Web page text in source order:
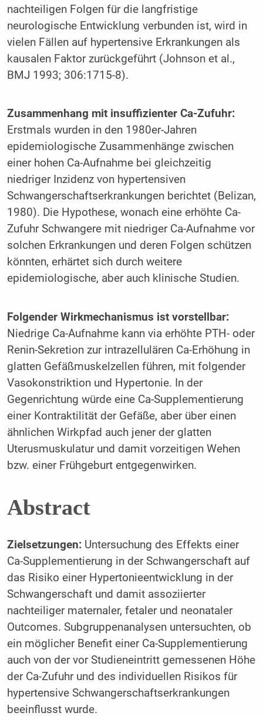
nachteiligen Folgen für die langfristige
neurologische Entwicklung verbunden ist, wird in
vielen Fällen auf hypertensive Erkrankungen als
kausalen Faktor zurückgeführt (Johnson et al.,
BMJ 1993; 306:1715-8).
Zusammenhang mit insuffizienter Ca-Zufuhr:
Erstmals wurden in den 1980er-Jahren
epidemiologische Zusammenhänge zwischen
einer hohen Ca-Aufnahme bei gleichzeitig
niedriger Inzidenz von hypertensiven
Schwangerschaftserkrankungen berichtet (Belizan,
1980). Die Hypothese, wonach eine erhöhte Ca-
Zufuhr Schwangere mit niedriger Ca-Aufnahme vor
solchen Erkrankungen und deren Folgen schützen
könnten, erhärtet sich durch weitere
epidemiologische, aber auch klinische Studien.
Folgender Wirkmechanismus ist vorstellbar:
Niedrige Ca-Aufnahme kann via erhöhte PTH- oder
Renin-Sekretion zur intrazellulären Ca-Erhöhung in
glatten Gefäßmuskelzellen führen, mit folgender
Vasokonstriktion und Hypertonie. In der
Gegenrichtung würde eine Ca-Supplementierung
einer Kontraktilität der Gefäße, aber über einen
ähnlichen Wirkpfad auch jener der glatten
Uterusmuskulatur und damit vorzeitigen Wehen
bzw. einer Frühgeburt entgegenwirken.
Abstract
Zielsetzungen:Untersuchung des Effekts einer
Ca-Supplementierung in der Schwangerschaft auf
das Risiko einer Hypertonieentwicklung in der
Schwangerschaft und damit assoziierter
nachteiliger maternaler, fetaler und neonataler
Outcomes. Subgruppenanalysen untersuchten, ob
ein möglicher Benefit einer Ca-Supplementierung
auch von der vor Studieneintritt gemessenen Höhe
der Ca-Zufuhr und des individuellen Risikos für
hypertensive Schwangerschaftserkrankungen
beeinflusst wurde.